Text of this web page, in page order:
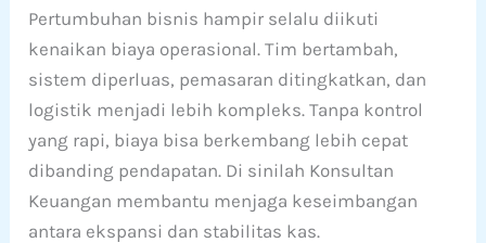
Pertumbuhan bisnis hampir selalu diikuti
kenaikan biaya operasional. Tim bertambah,
sistem diperluas, pemasaran ditingkatkan, dan
logistik menjadi lebih kompleks. Tanpa kontrol
yang rapi, biaya bisa berkembang lebih cepat
dibanding pendapatan. Di sinilah Konsultan
Keuangan membantu menjaga keseimbangan
antara ekspansi dan stabilitas kas.